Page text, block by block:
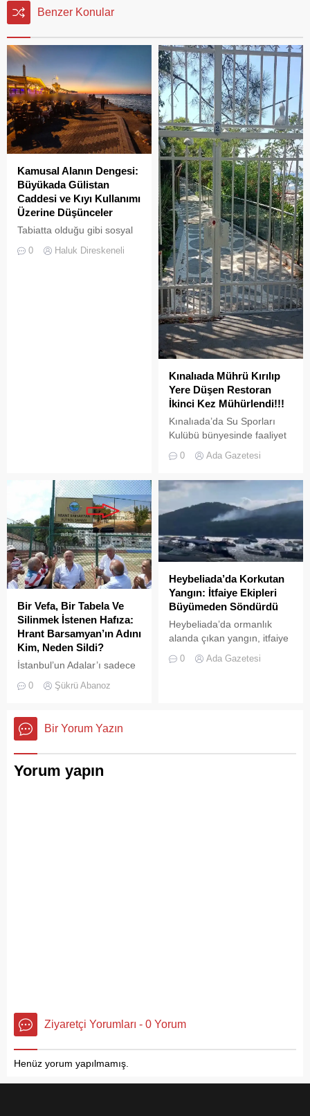
Benzer Konular
Kamusal Alanın Dengesi:
Büyükada Gülistan
Caddesi ve Kıyı Kullanımı
Üzerine Düşünceler
Tabiatta olduğu gibi sosyal
süre karşılıksız kalmaz;
0 Haluk Direskeneli
Kınalıada Mührü Kırılıp
Yere Düşen Restoran
İkinci Kez Mühürlendi!!!
Kınalıada’da Su Sporları
Kulübü bünyesinde faaliyet
ruhsat usulsüzlüğü ve adres
Adalar Belediyesi tarafından
mühürlendi.
0 Ada Gazetesi
Bir Vefa, Bir Tabela Ve
Silinmek İstenen Hafıza:
Hrant Barsamyan’ın Adını
Kim, Neden Sildi?
İstanbul’un Adalar’ı sadece
yazlıkçıların nefes aldığı
aynı zamanda bu şehrin çok
kültürlü hafızası,
tanıklarıdır.
0 Şükrü Abanoz
Heybeliada’da Korkutan
Yangın: İtfaiye Ekipleri
Büyümeden Söndürdü
Heybeliada’da ormanlık
alanda çıkan yangın, itfaiye
sayesinde büyümeden ve
0 Ada Gazetesi
Bir Yorum Yazın
Yorum yapın
Ziyaretçi Yorumları - 0 Yorum
Henüz yorum yapılmamış.